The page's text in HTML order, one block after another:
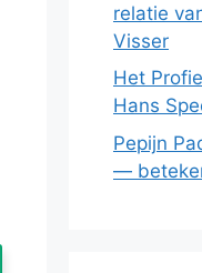
relatie
Visser
Het
Hans
Pepijn
—